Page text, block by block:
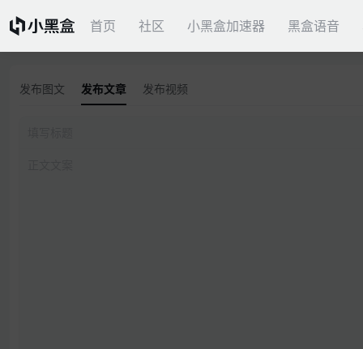
首页 社区 小黑盒加速器 黑盒语音
发布图文 发布文章 发布视频